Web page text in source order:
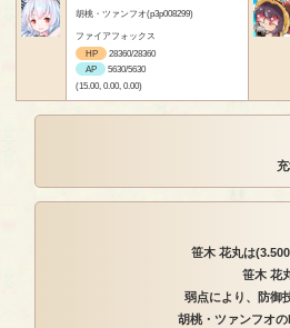
胡桃・ツァンフオ(p3p008299)
ファイアフォックス
HP
28360/28360
AP
5630/5630
(15.00, 0.00, 0.00)
笹木 花丸は
笹木 花
弱点により、防御
胡桃・ツァンフオの